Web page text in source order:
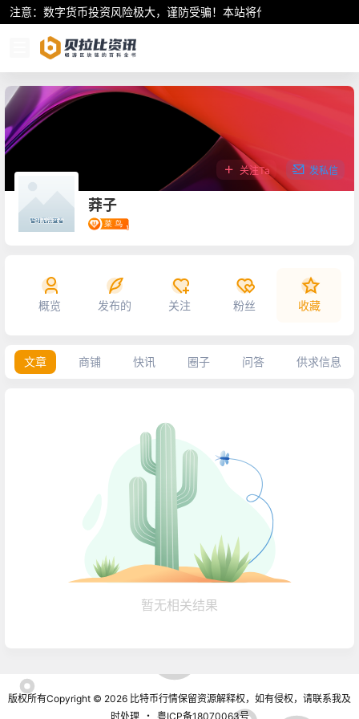
注意：数字货币投资风险极大，谨防受骗！本站将作为行业资讯共享
莽子
关注Ta 发私信
概览 发布的 关注 粉丝 收藏
文章 商铺 快讯 圈子 问答 供求信息
暂无相关结果
版权所有Copyright © 2026 比特币行情保留资源解释权，如有侵权，请联系我及
时处理
・ 粤ICP备18070063号